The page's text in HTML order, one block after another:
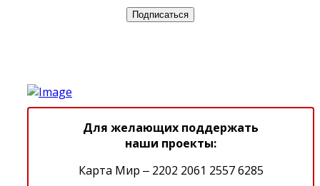
Для желающих поддержать
наши проекты:
Карта Мир ‒ 2202 2061 2557 6285